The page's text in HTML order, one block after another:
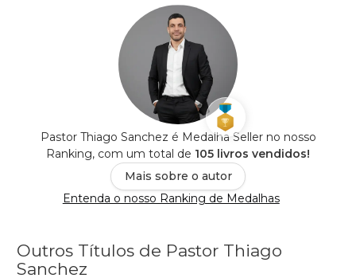
Pastor Thiago Sanchez é Medalha Seller no nosso
Ranking, com um total de 105 livros vendidos!
Mais sobre o autor
Entenda o nosso Ranking de Medalhas
Outros Títulos de Pastor Thiago
Sanchez